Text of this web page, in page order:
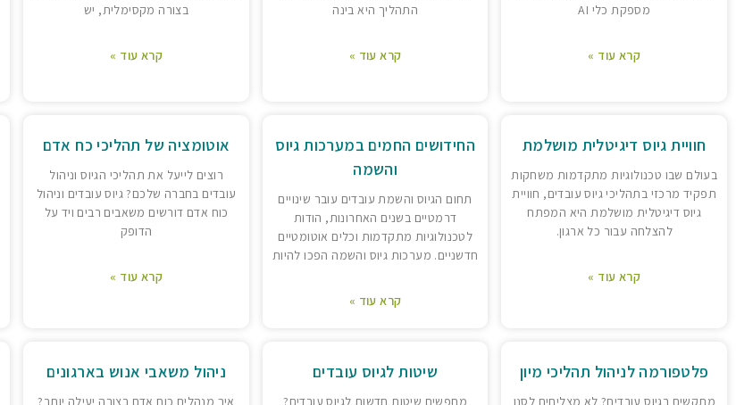
מספקת כלי AI
קרא עוד »
התהליך היא בינה
קרא עוד »
בצורה מקסימלית, יש
קרא עוד »
חוויית גיוס דיגיטלית מושלמת
בעולם שבו טכנולוגיות מתקדמות משחקות
תפקיד מרכזי בתהליכי גיוס עובדים, חוויית
גיוס דיגיטלית מושלמת היא המפתח
להצלחה עבור כל ארגון.
קרא עוד »
החידושים החמים במערכות גיוס
והשמה
תחום הגיוס והשמת עובדים עובר שינויים
דרמטיים בשנים האחרונות, הודות
לטכנולוגיות מתקדמות וכלים אוטומטיים
חדשניים. מערכות גיוס והשמה הפכו להיות
קרא עוד »
אוטומציה של תהליכי כח אדם
רוצים לייעל את תהליכי הגיוס וניהול
עובדים בחברה שלכם? גיוס עובדים וניהול
כוח אדם דורשים משאבים רבים ויד על
הדופק
קרא עוד »
פלטפורמה לניהול תהליכי מיון
מתקשים בגיוס עובדים? לא מצליחים לסנן
שיטות לגיוס עובדים
מחפשים שיטות חדשות לגיוס עובדים?
ניהול משאבי אנוש בארגונים
איך מנהלים כוח אדם בצורה יעילה יותר?